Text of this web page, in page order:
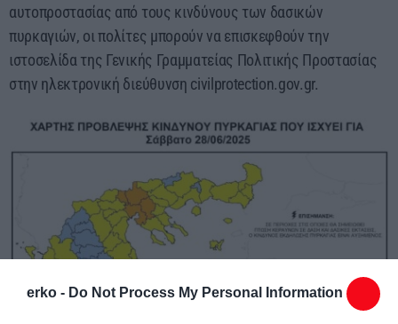
erko - Do Not Process My Personal Information
αυτοπροστασίας από τους κινδύνους των δασικών
πυρκαγιών, οι πολίτες μπορούν να επισκεφθούν την
ιστοσελίδα της Γενικής Γραμματείας Πολιτικής Προστασίας
στην ηλεκτρονική διεύθυνση civilprotection.gov.gr.